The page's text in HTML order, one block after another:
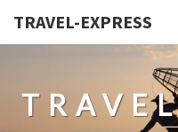
TRAVEL-EXPRESS